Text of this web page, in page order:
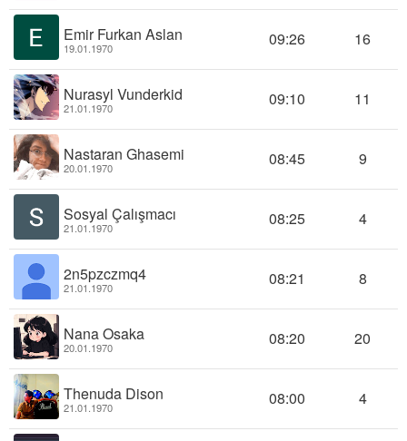
Emir Furkan Aslan
19.01.1970 09:26 16
Nurasyl Vunderkid
21.01.1970 09:10 11
Nastaran Ghasemi
20.01.1970 08:45 9
Sosyal Çalışmacı
21.01.1970 08:25 4
2n5pzczmq4
21.01.1970 08:21 8
Nana Osaka
20.01.1970 08:20 20
Thenuda Dison
21.01.1970 08:00 4